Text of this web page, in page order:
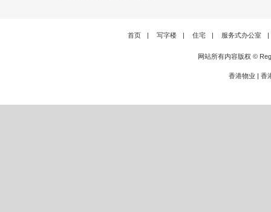
首页 | 写字楼 | 住宅 | 服务式办公室 |
网站所有内容版权 ©
香港物业 | 香